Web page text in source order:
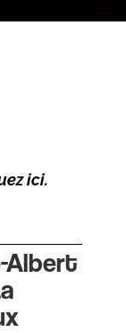
ici.
Albert